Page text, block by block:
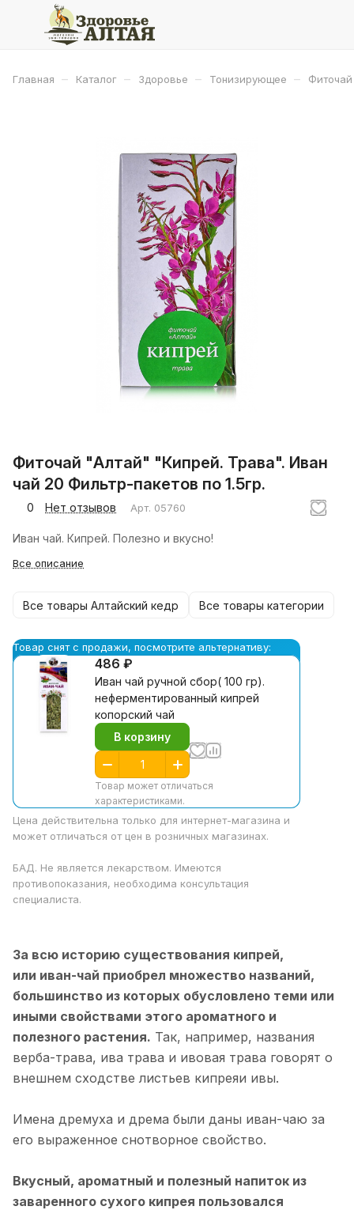
Главная – Каталог – Здоровье – Тонизирующее –
Фиточай "Алтай" "Кипрей. Трава". Иван
чай 20 Фильтр-пакетов по 1.5гр.
0 Нет отзывов Арт. 05760
Иван чай. Кипрей. Полезно и вкусно!
Все описание
Все товары Алтайский кедр Все товары категории
Товар снят с продажи, посмотрите альтернативу:
486 ₽
Иван чай ручной сбор( 100 гр).
неферментированный кипрей
копорский чай
В корзину
Товар может отличаться
характеристиками.
Цена действительна только для интернет-магазина и
может отличаться от цен в розничных магазинах.
БАД. Не является лекарством. Имеются
противопоказания, необходима консультация
специалиста.
За всю историю существования кипрей,
или иван-чай приобрел множество названий,
большинство из которых обусловлено теми или
иными свойствами этого ароматного и
полезного растения. Так, например, названия
верба-трава, ива трава и ивовая трава говорят о
внешнем сходстве листьев кипреяи ивы.
Имена дремуха и дрема были даны иван-чаю за
его выраженное снотворное свойство.
Вкусный, ароматный и полезный напиток из
заваренного сухого кипрея пользовался